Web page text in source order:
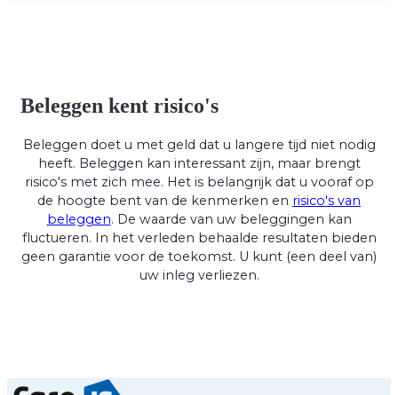
Beleggen kent risico's
Beleggen doet u met geld dat u langere tijd niet nodig
heeft. Beleggen kan interessant zijn, maar brengt
risico's met zich mee. Het is belangrijk dat u vooraf op
de hoogte bent van de kenmerken en risico's van
beleggen. De waarde van uw beleggingen kan
fluctueren. In het verleden behaalde resultaten bieden
geen garantie voor de toekomst. U kunt (een deel van)
uw inleg verliezen.